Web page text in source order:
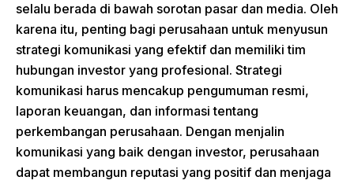
selalu berada di bawah sorotan pasar dan media. Oleh
karena itu, penting bagi perusahaan untuk menyusun
strategi komunikasi yang efektif dan memiliki tim
hubungan investor yang profesional. Strategi
komunikasi harus mencakup pengumuman resmi,
laporan keuangan, dan informasi tentang
perkembangan perusahaan. Dengan menjalin
komunikasi yang baik dengan investor, perusahaan
dapat membangun reputasi yang positif dan menjaga